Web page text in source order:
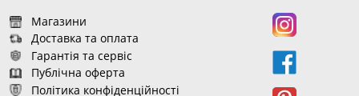
Магазини
Доставка та оплата
Гарантія та сервіс
Публічна оферта
Політика конфіденційності